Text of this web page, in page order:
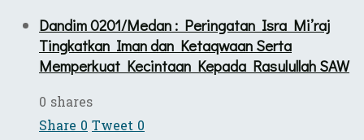
Dandim 0201/Medan : Peringatan Isra Mi’raj
Tingkatkan Iman dan Ketaqwaan Serta
Memperkuat Kecintaan Kepada Rasulullah SAW
0 shares
Share0Tweet0